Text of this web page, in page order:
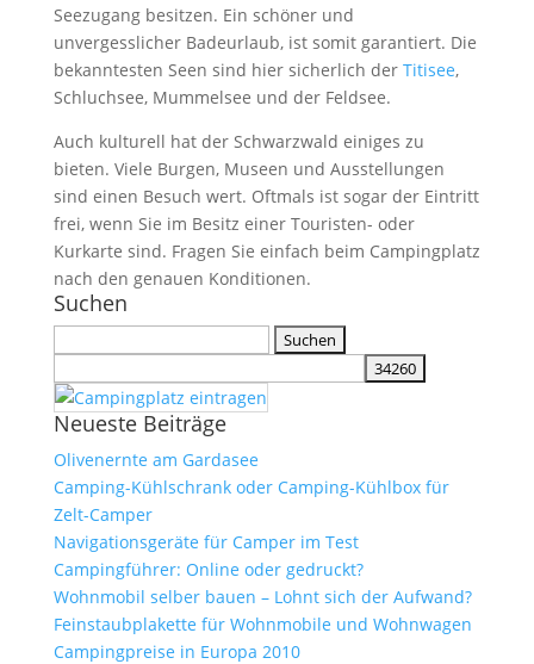
Seezugang besitzen. Ein schöner und
unvergesslicher Badeurlaub, ist somit garantiert. Die
bekanntesten Seen sind hier sicherlich der Titisee,
Schluchsee, Mummelsee und der Feldsee.
Auch kulturell hat der Schwarzwald einiges zu
bieten. Viele Burgen, Museen und Ausstellungen
sind einen Besuch wert. Oftmals ist sogar der Eintritt
frei, wenn Sie im Besitz einer Touristen- oder
Kurkarte sind. Fragen Sie einfach beim Campingplatz
nach den genauen Konditionen.
Suchen
Neueste Beiträge
Olivenernte am Gardasee
Camping-Kühlschrank oder Camping-Kühlbox für
Zelt-Camper
Navigationsgeräte für Camper im Test
Campingführer: Online oder gedruckt?
Wohnmobil selber bauen – Lohnt sich der Aufwand?
Feinstaubplakette für Wohnmobile und Wohnwagen
Campingpreise in Europa 2010